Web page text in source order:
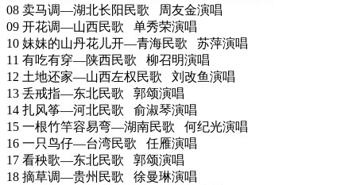
08 卖马调—湖北长阳民歌 周友金演唱
09 开花调—山西民歌 单秀荣演唱
10 妹妹的山丹花儿开—青海民歌 苏萍演唱
11 有吃有穿—陕西民歌 柳召明演唱
12 土地还家—山西左权民歌 刘改鱼演唱
13 丢戒指—东北民歌 郭颂演唱
14 扎风筝—河北民歌 俞淑琴演唱
15 一根竹竿容易弯—湖南民歌 何纪光演唱
16 一只鸟仔—台湾民歌 任雁演唱
17 看秧歌—东北民歌 郭颂演唱
18 摘草调—贵州民歌 徐曼琳演唱